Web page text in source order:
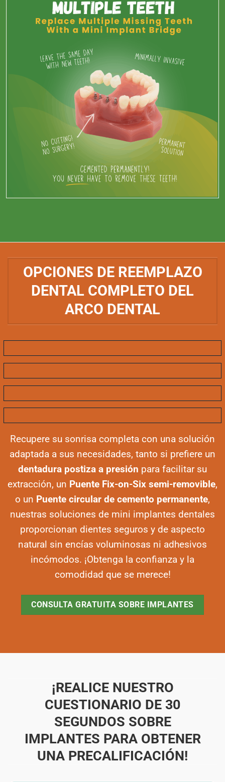
OPCIONES DE REEMPLAZO
DENTAL COMPLETO DEL
ARCO DENTAL
Recupere su sonrisa completa con una solución
adaptada a sus necesidades, tanto si prefiere un
dentadura postiza a presión para facilitar su
extracción, un Puente Fix-on-Six semi-removible,
o un Puente circular de cemento permanente,
nuestras soluciones de mini implantes dentales
proporcionan dientes seguros y de aspecto
natural sin encías voluminosas ni adhesivos
incómodos. ¡Obtenga la confianza y la
comodidad que se merece!
CONSULTA GRATUITA SOBRE IMPLANTES
¡REALICE NUESTRO
CUESTIONARIO DE 30
SEGUNDOS SOBRE
IMPLANTES PARA OBTENER
UNA PRECALIFICACIÓN!